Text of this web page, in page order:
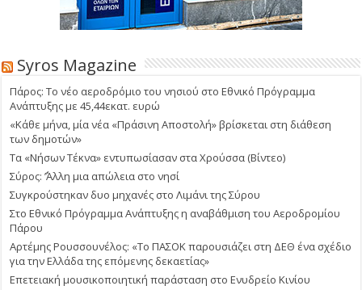
Syros Magazine
Πάρος: Το νέο αεροδρόμιο του νησιού στο Εθνικό Πρόγραμμα
Ανάπτυξης με 45,44εκατ. ευρώ
«Κάθε μήνα, μία νέα «Πράσινη Αποστολή» βρίσκεται στη διάθεση
των δημοτών»
Τα «Νήσων Τέκνα» εντυπωσίασαν στα Χρούσσα (Βίντεο)
Σύρος: ΄’Άλλη μια απώλεια στο νησί
Συγκρούστηκαν δυο μηχανές στο Λιμάνι της Σύρου
Στο Εθνικό Πρόγραμμα Ανάπτυξης η αναβάθμιση του Αεροδρομίου
Πάρου
Αρτέμης Ρουσσουνέλος: «Το ΠΑΣΟΚ παρουσιάζει στη ΔΕΘ ένα σχέδιο
για την Ελλάδα της επόμενης δεκαετίας»
Επετειακή μουσικοποιητική παράσταση στο Ενυδρείο Κινίου